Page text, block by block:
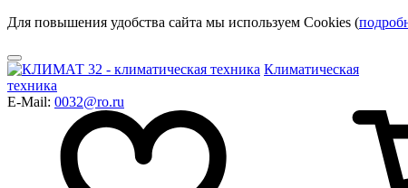
Для повышения удобства сайта мы используем Cookies (
Климатическая
техника
E-Mail: 0032@ro.ru